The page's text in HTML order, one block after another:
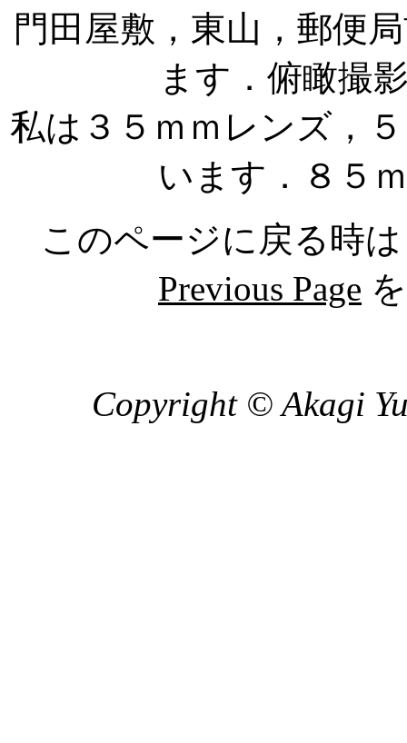
門田屋敷，東山，郵便
ます．俯瞰撮
私は３５ｍｍレンズ，
います．８５
このページに戻る時
Previous Page
Copyright © Akagi